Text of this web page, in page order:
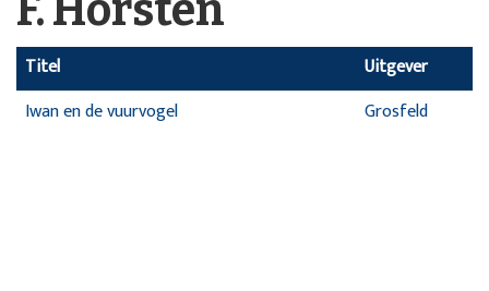
F. Horsten
Titel
Uitgever
Iwan en de vuurvogel
Grosfeld